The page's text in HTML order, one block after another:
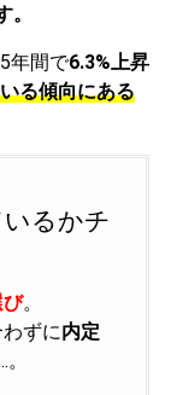
年間で6.3%上昇
る傾向にある
るかチ
。
ずに内定